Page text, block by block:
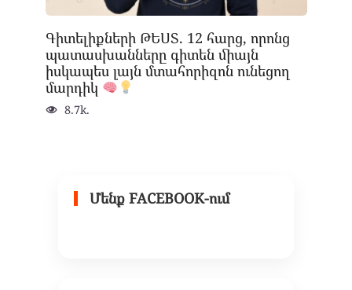
Գիտելիքների ԹԵՍՏ. 12 հարց, որոնց
պատասխանները գիտեն միայն
իսկապես լայն մտահորիզոն ունեցող
մարդիկ
8.7k.
Մենք FACEBOOK-ում